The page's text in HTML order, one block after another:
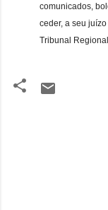
comunicados,
ceder, a seu
Tribunal